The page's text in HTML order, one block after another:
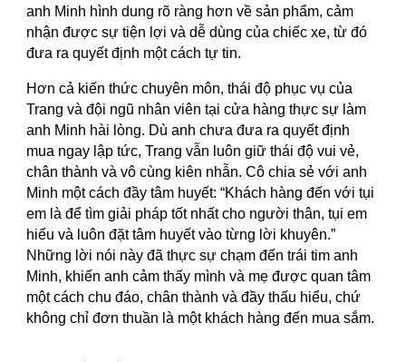
anh Minh hình dung rõ ràng hơn về sản phẩm, cảm
nhận được sự tiện lợi và dễ dùng của chiếc xe, từ đó
đưa ra quyết định một cách tự tin.
Hơn cả kiến thức chuyên môn, thái độ phục vụ của
Trang và đội ngũ nhân viên tại cửa hàng thực sự làm
anh Minh hài lòng. Dù anh chưa đưa ra quyết định
mua ngay lập tức, Trang vẫn luôn giữ thái độ vui vẻ,
chân thành và vô cùng kiên nhẫn. Cô chia sẻ với anh
Minh một cách đầy tâm huyết: “Khách hàng đến với tụi
em là để tìm giải pháp tốt nhất cho người thân, tụi em
hiểu và luôn đặt tâm huyết vào từng lời khuyên.”
Những lời nói này đã thực sự chạm đến trái tim anh
Minh, khiến anh cảm thấy mình và mẹ được quan tâm
một cách chu đáo, chân thành và đầy thấu hiểu, chứ
không chỉ đơn thuần là một khách hàng đến mua sắm.